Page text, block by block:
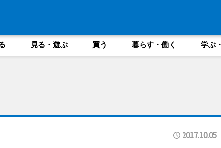
見る・遊ぶ 買う 暮らす・働く 学ぶ
2017.10.05